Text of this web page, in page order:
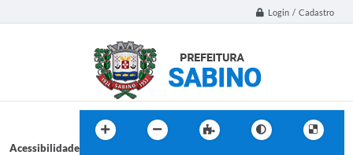
Login / Cadastro
Acessibilidade